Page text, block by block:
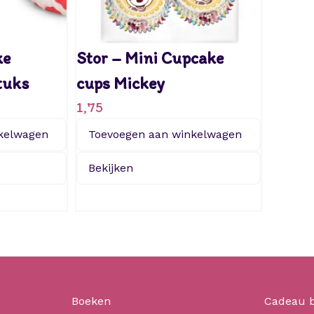
Stor – Mini Cupcake
cups Mickey
1,75
Toevoegen aan winkelwagen
Bekijken
Boeken
Cadeau